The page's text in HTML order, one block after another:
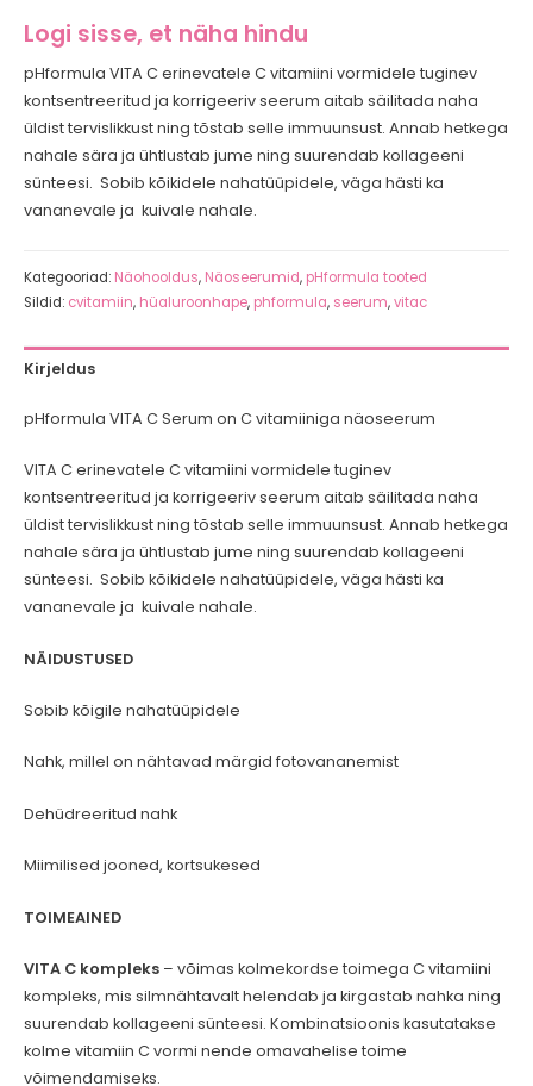
Logi sisse, et näha hindu
pHformula VITA C erinevatele C vitamiini vormidele tuginev
kontsentreeritud ja korrigeeriv seerum aitab säilitada naha
üldist tervislikkust ning tõstab selle immuunsust. Annab hetkega
nahale sära ja ühtlustab jume ning suurendab kollageeni
sünteesi. Sobib kõikidele nahatüüpidele, väga hästi ka
vananevale ja kuivale nahale.
Kategooriad: Näohooldus, Näoseerumid, pHformula tooted
Sildid: cvitamiin, hüaluroonhape, phformula, seerum,vitac
Kirjeldus
pHformula VITA C Serum on C vitamiiniga näoseerum
VITA C erinevatele C vitamiini vormidele tuginev
kontsentreeritud ja korrigeeriv seerum aitab säilitada naha
üldist tervislikkust ning tõstab selle immuunsust. Annab hetkega
nahale sära ja ühtlustab jume ning suurendab kollageeni
sünteesi. Sobib kõikidele nahatüüpidele, väga hästi ka
vananevale ja kuivale nahale.
NÄIDUSTUSED
Sobib kõigile nahatüüpidele
Nahk, millel on nähtavad märgid fotovananemist
Dehüdreeritud nahk
Miimilised jooned, kortsukesed
TOIMEAINED
VITA C kompleks– võimas kolmekordse toimega C vitamiini
kompleks, mis silmnähtavalt helendab ja kirgastab nahka ning
suurendab kollageeni sünteesi. Kombinatsioonis kasutatakse
kolme vitamiin C vormi nende omavahelise toime
võimendamiseks.